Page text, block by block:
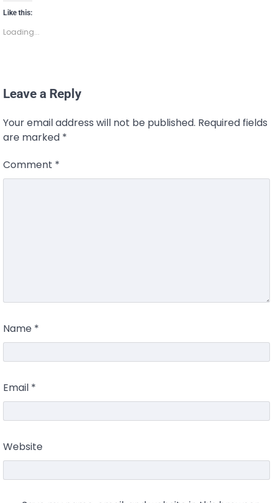
Like this:
Loading...
Leave a Reply
Your email address will not be published. Required fields
are marked *
Comment *
Name *
Email *
Website